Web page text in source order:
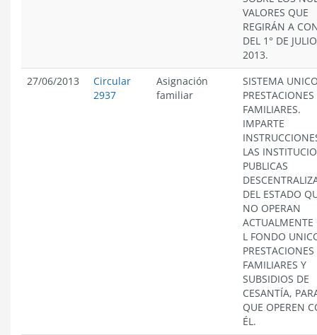
VALORES QUE
REGIRÁN A
DEL 1° DE
2013.
27/06/2013
Circular
2937
Asignación
familiar
SISTEMA
PRESTACIONES
FAMILIARES.
IMPARTE
LAS
PUBLICAS
DEL ESTADO
NO OPERAN
ACTUALMENTE
L FONDO
PRESTACIONES
FAMILIARES Y
SUBSIDIOS DE
CESANTÍA,
QUE OPEREN
ÉL.